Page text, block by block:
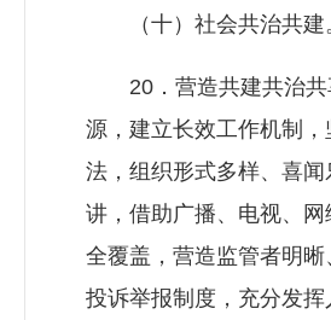
（十）社会共治共建
20．营造共建共治共
源，建立长效工作机制
法，组织形式多样、喜
讲，借助广播、电视、
全覆盖，营造监管者明
投诉举报制度，充分发